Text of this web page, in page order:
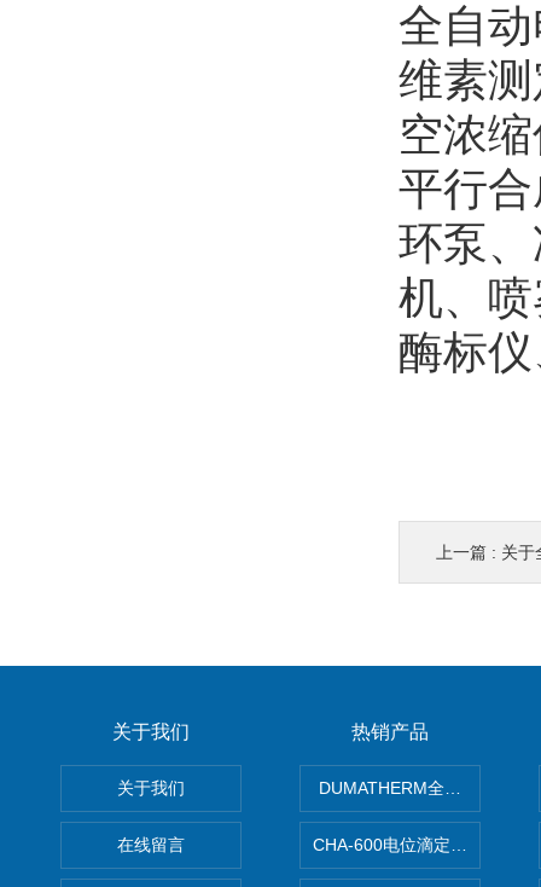
全自
维素
空浓
平行
环泵
机、
酶标
上一篇 : 关于
关于我们
关于我们
在线留言
热销产品
DUMATHERM全自动杜马斯
CHA-600电位滴定仪自动样品